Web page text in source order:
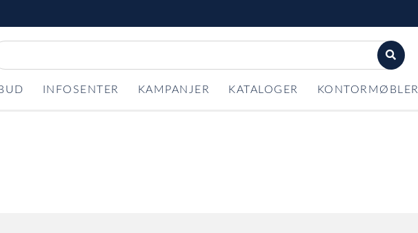
INFOSENTER KAMPANJER KATALOGER KONTORMØBLER